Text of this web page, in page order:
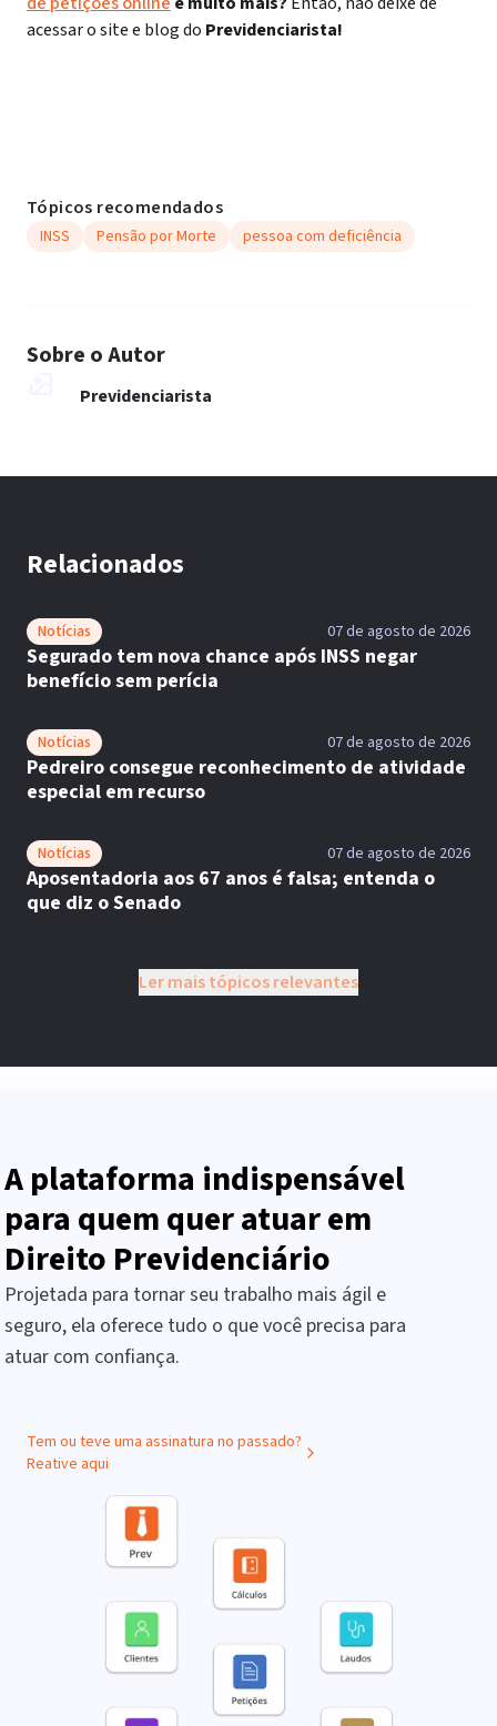
acessar o site e blog do Previdenciarista!
Tópicos recomendados
INSS Pensão por Morte pessoa com deficiência
Sobre o Autor
Previdenciarista
Relacionados
Notícias 07 de agosto de 2026
Segurado tem nova chance após INSS negar
benefício sem perícia
Notícias 07 de agosto de 2026
Pedreiro consegue reconhecimento de atividade
especial em recurso
Notícias 07 de agosto de 2026
Aposentadoria aos 67 anos é falsa; entenda o
que diz o Senado
Ler mais tópicos relevantes
A plataforma indispensável
para quem quer atuar em
Direito Previdenciário
Projetada para tornar seu trabalho mais ágil e
seguro, ela oferece tudo o que você precisa para
atuar com confiança.
Tem ou teve uma assinatura no passado?
Reative aqui